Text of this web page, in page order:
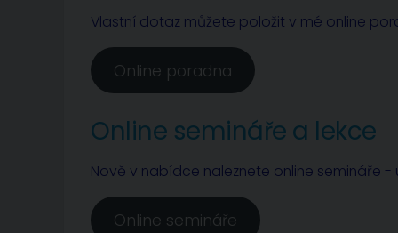
Vlastní dotaz můžete položit v mé online
Online poradna
Online semináře a lekce
Nově v nabídce naleznete online semináře -
Online semináře